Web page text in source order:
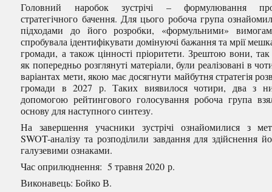
Головний наробок зустрічі – формулювання
стратегічного бачення. Для цього робоча група
підходами до його розробки, «формульними»
спробувала ідентифікувати домінуючі бажання та мрії
громади, а також цінності пріоритети. Зрештою вони,
як попередньо розглянуті матеріали, були реалізовані в
варіантах мети, якою має досягнути майбутня стратегія
громади в 2027 р. Таких виявилося чотири, два з
допомогою рейтингового голосування робоча група
основу для наступного синтезу.
На завершення учасники зустрічі ознайомилися з
SWOT-аналізу та розподілили завдання для здійснення
галузевими ознаками.
Час оприлюднення: 5 травня 2020 р.
Виконавець: Бойко В.